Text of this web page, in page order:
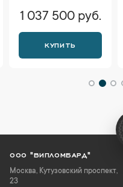
1 037 500 руб.
КУПИТЬ
ООО "ВИПЛОМБАРД"
Москва, Кутузовский проспект,
23